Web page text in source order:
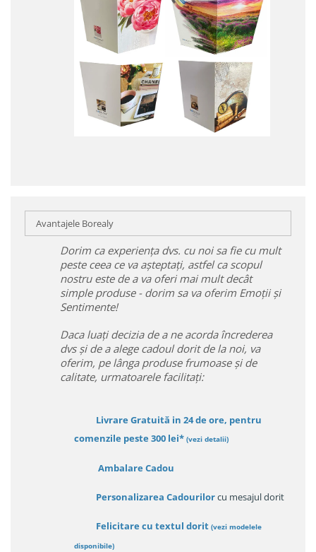
Avantajele Borealy
Dorim ca experiența dvs. cu noi sa fie cu mult
peste ceea ce va așteptați, astfel ca scopul
nostru este de a va oferi mai mult decât
simple produse - dorim sa va oferim Emoții și
Sentimente!
Daca luați decizia de a ne acorda încrederea
dvs și de a alege cadoul dorit de la noi, va
oferim, pe lânga produse frumoase și de
calitate, urmatoarele facilitați:
Livrare Gratuită in 24 de ore, pentru
comenzile peste 300 lei* (vezi detalii)
Ambalare Cadou
Personalizarea Cadourilorcu mesajul dorit
Felicitare cu textul dorit (vezi modelele
disponibile)